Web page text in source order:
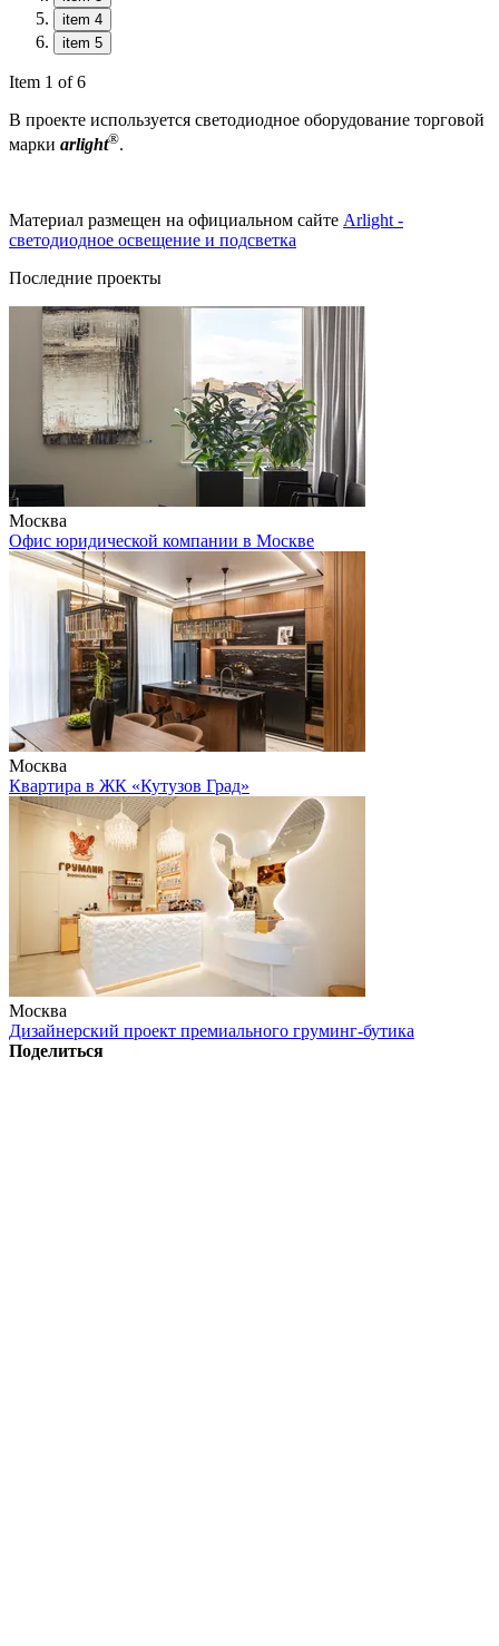
item 4
item 5
Item 1 of 6
В проекте используется светодиодное оборудование торговой
марки arlight®.
Материал размещен на официальном сайте Arlight -
светодиодное освещение и подсветка
Последние проекты
Москва
Офис юридической компании в Москве
Москва
Квартира в ЖК «Кутузов Град»
Москва
Дизайнерский проект премиального груминг-бутика
Поделиться